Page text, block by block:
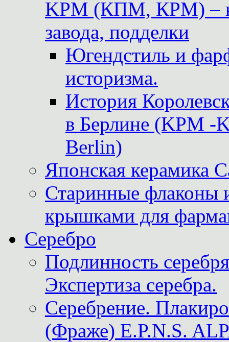
KPM (КПМ, КРМ) –
завода, подделки
Югендстиль и
историзма.
История
в Берлине (KPM -
Berlin)
Японская керамика
Старинные флаконы
крышками для
Серебро
Подлинность
Экспертиза серебра.
Серебрение.
(Фраже) E.P.N.S.